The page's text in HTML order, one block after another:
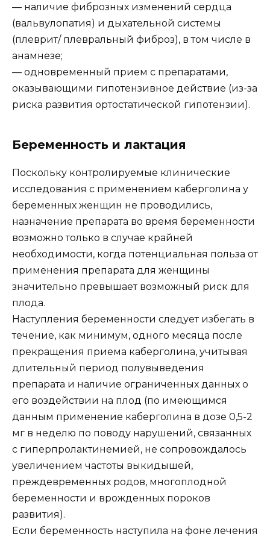
— наличие фиброзных изменений сердца
(вальвулопатия) и дыхательной системы
(плеврит/ плевральный фиброз), в том числе в
анамнезе;
— одновременный прием с препаратами,
оказывающими гипотензивное действие (из-за
риска развития ортостатической гипотензии).
Беременность и лактация
Поскольку контролируемые клинические
исследования с применением каберголина у
беременных женщин не проводились,
назначение препарата во время беременности
возможно только в случае крайней
необходимости, когда потенциальная польза от
применения препарата для женщины
значительно превышает возможный риск для
плода.
Наступления беременности следует избегать в
течение, как минимум, одного месяца после
прекращения приема каберголина, учитывая
длительный период полувыведения
препарата и наличие ограниченных данных о
его воздействии на плод (по имеющимся
данным применение каберголина в дозе 0,5-2
мг в неделю по поводу нарушений, связанных
с гиперпролактинемией, не сопровождалось
увеличением частоты выкидышей,
преждевременных родов, многоплодной
беременности и врожденных пороков
развития).
Если беременность наступила на фоне лечения